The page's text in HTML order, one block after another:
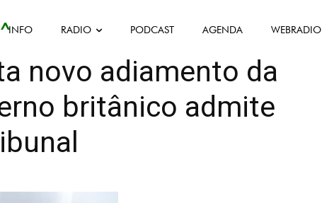
INFO RADIO PODCAST AGENDA WEBRADIO
novo adiamento da
britânico admite